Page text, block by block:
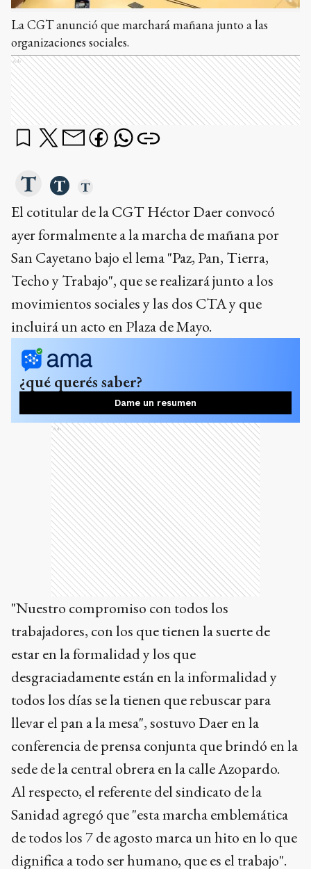
La CGT anunció que marchará mañana junto a las
organizaciones sociales.
Ads
El cotitular de la CGT Héctor Daer convocó
ayer formalmente a la marcha de mañana por
San Cayetano bajo el lema "Paz, Pan, Tierra,
Techo y Trabajo", que se realizará junto a los
movimientos sociales y las dos CTA y que
incluirá un acto en Plaza de Mayo.
¿qué querés saber?
Dame un resumen
Ads
"Nuestro compromiso con todos los
trabajadores, con los que tienen la suerte de
estar en la formalidad y los que
desgraciadamente están en la informalidad y
todos los días se la tienen que rebuscar para
llevar el pan a la mesa", sostuvo Daer en la
conferencia de prensa conjunta que brindó en la
sede de la central obrera en la calle Azopardo.
Al respecto, el referente del sindicato de la
Sanidad agregó que "esta marcha emblemática
de todos los 7 de agosto marca un hito en lo que
dignifica a todo ser humano, que es el trabajo".